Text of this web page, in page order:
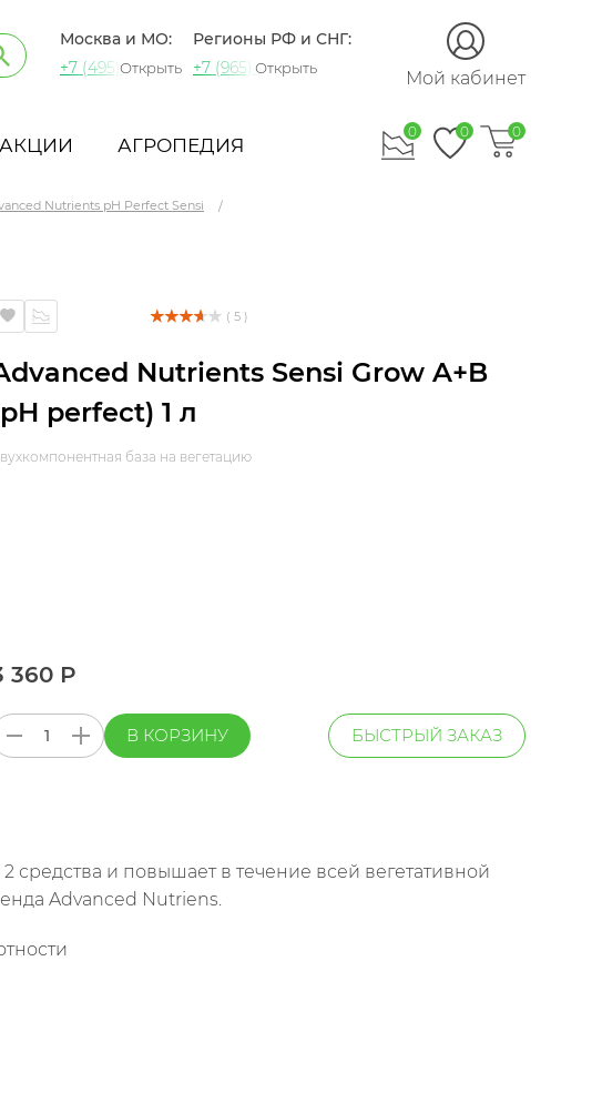
Москва и МО:
+7 (495) 721-60-15
Открыть
Регионы РФ и СНГ:
+7 (965) 420-10-10
Открыть Мой кабинет
АГРОПЕДИЯ
0 0 0
Nutrients pH Perfect Sensi
( 5 )
Nutrients Sensi Grow A+B
perfect) 1 л
база на вегетацию
360 Р
В КОРЗИНУ БЫСТРЫЙ ЗАКАЗ
средства и повышает в течение всей вегетативной
Advanced Nutriens.